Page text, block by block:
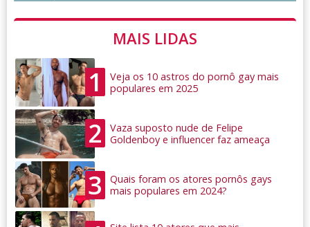
MAIS LIDAS
1
Veja os 10 astros do pornô gay mais
populares em 2025
2
Vaza suposto nude de Felipe
Goldenboy e influencer faz ameaça
3
Quais foram os atores pornôs gays
mais populares em 2024?